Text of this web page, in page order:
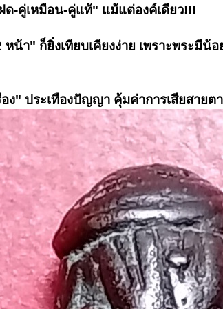
ด-คู่เหมือน-คู่แท้" แม้แต่องค์เดียว!!!
น้า" ก็ยิ่งเทียบเคียงง่าย เพราะพระมีน้
อง" ประเทืองปัญญา คุ้มค่าการเสียสาย